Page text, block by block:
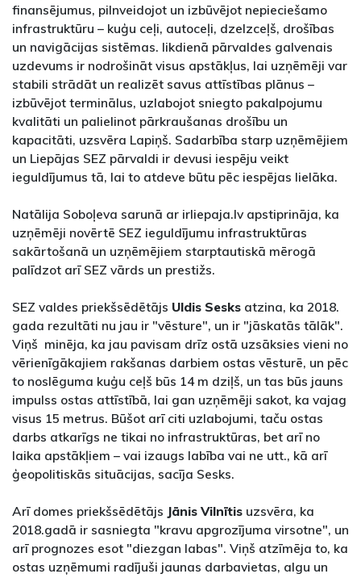
finansējumus, pilnveidojot un izbūvējot nepieciešamo
infrastruktūru – kuģu ceļi, autoceļi, dzelzceļš, drošības
un navigācijas sistēmas. Iikdienā pārvaldes galvenais
uzdevums ir nodrošināt visus apstākļus, lai uzņēmēji var
stabili strādāt un realizēt savus attīstības plānus –
izbūvējot terminālus, uzlabojot sniegto pakalpojumu
kvalitāti un palielinot pārkraušanas drošību un
kapacitāti, uzsvēra Lapiņš. Sadarbība starp uzņēmējiem
un Liepājas SEZ pārvaldi ir devusi iespēju veikt
ieguldījumus tā, lai to atdeve būtu pēc iespējas lielāka.
Natālija Soboļeva sarunā ar irliepaja.lv apstiprināja, ka
uzņēmēji novērtē SEZ ieguldījumu infrastruktūras
sakārtošanā un uzņēmējiem starptautiskā mērogā
palīdzot arī SEZ vārds un prestižs.
SEZ valdes priekšsēdētājs Uldis Sesks atzina, ka 2018.
gada rezultāti nu jau ir "vēsture", un ir "jāskatās tālāk".
Viņš minēja, ka jau pavisam drīz ostā uzsāksies vieni no
vērienīgākajiem rakšanas darbiem ostas vēsturē, un pēc
to noslēguma kuģu ceļš būs 14 m dziļš, un tas būs jauns
impulss ostas attīstībā, lai gan uzņēmēji sakot, ka vajag
visus 15 metrus. Būšot arī citi uzlabojumi, taču ostas
darbs atkarīgs ne tikai no infrastruktūras, bet arī no
laika apstākļiem – vai izaugs labība vai ne utt., kā arī
ģeopolitiskās situācijas, sacīja Sesks.
Arī domes priekšsēdētājs Jānis Vilnītis uzsvēra, ka
2018.gadā ir sasniegta "kravu apgrozījuma virsotne", un
arī prognozes esot "diezgan labas". Viņš atzīmēja to, ka
ostas uzņēmumi radījuši jaunas darbavietas, algu un